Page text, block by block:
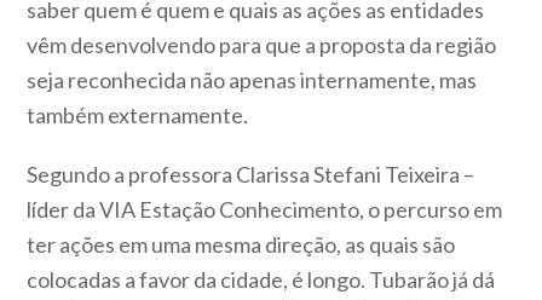
saber quem é quem e quais as ações as entidades
vêm desenvolvendo para que a proposta da região
seja reconhecida não apenas internamente, mas
também externamente.
Segundo a professora Clarissa Stefani Teixeira –
líder da VIA Estação Conhecimento, o percurso em
ter ações em uma mesma direção, as quais são
colocadas a favor da cidade, é longo. Tubarão já dá